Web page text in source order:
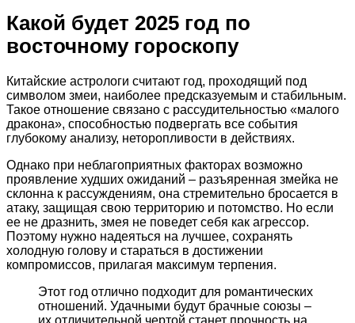
Какой будет 2025 год по
восточному гороскопу
Китайские астрологи считают год, проходящий под
символом змеи, наиболее предсказуемым и стабильным.
Такое отношение связано с рассудительностью «малого
дракона», способностью подвергать все события
глубокому анализу, неторопливости в действиях.
Однако при неблагоприятных факторах возможно
проявление худших ожиданий – разъяренная змейка не
склонна к рассуждениям, она стремительно бросается в
атаку, защищая свою территорию и потомство. Но если
ее не дразнить, змея не поведет себя как агрессор.
Поэтому нужно надеяться на лучшее, сохранять
холодную голову и стараться в достижении
компромиссов, прилагая максимум терпения.
Этот год отлично подходит для романтических
отношений. Удачными будут брачные союзы –
их отличительной чертой станет прочность на